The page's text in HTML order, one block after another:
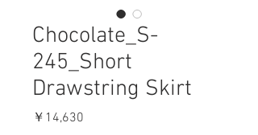
Chocolate_S-
245_Short
Drawstring Skirt
￥14,630